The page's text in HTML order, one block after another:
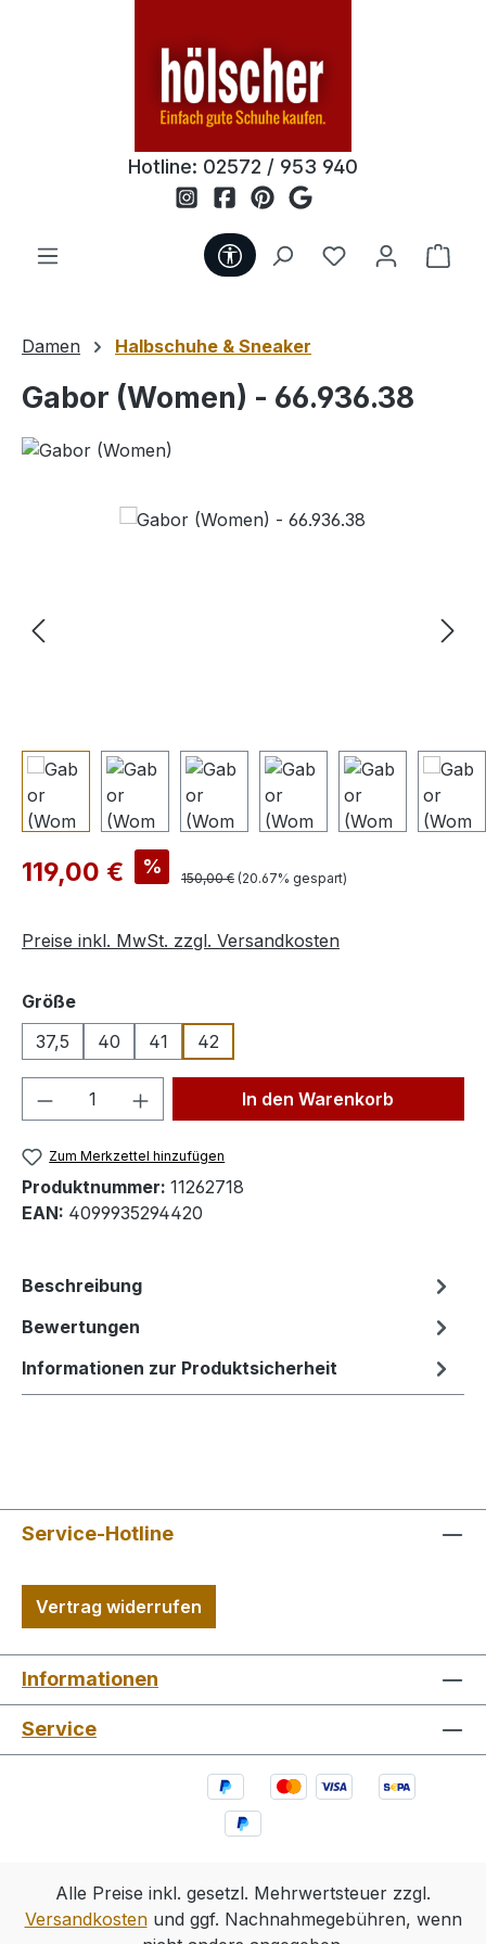
Hotline: 02572 / 953 940
Werkzeugleiste anzeigen
Du hast 0
Damen Halbschuhe & Sneaker
Gabor (Women) - 66.936.38
Bildergalerie überspringen
Verkaufspreis:
119,00 € % Regulärer Preis:
150,00 € (20.67% gespart)
Preise inkl. MwSt. zzgl. Versandkosten
Größeauswählen
37,5
40 41 42
Produkt Anzahl: Gib denIn den Warenkorb
Zum Merkzettel hinzufügen
Produktnummer: 11262718
EAN: 4099935294420
Beschreibung
Bewertungen
Informationen zur Produktsicherheit
Service-Hotline
Vertrag widerrufen
Informationen
Service
Alle Preise inkl. gesetzl. Mehrwertsteuer zzgl.
Versandkostenund ggf. Nachnahmegebühren, wenn